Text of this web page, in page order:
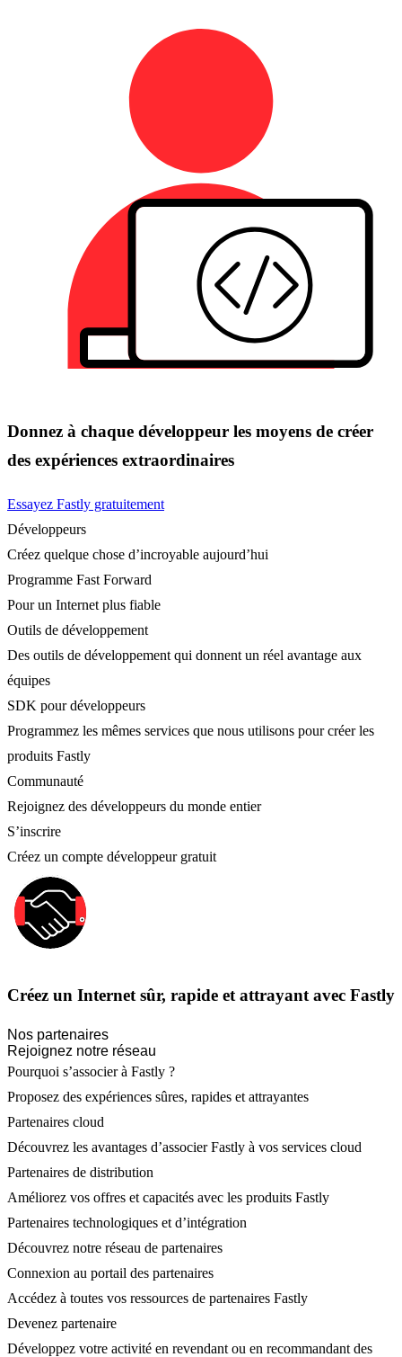
Donnez à chaque développeur les moyens de créer
des expériences extraordinaires
Essayez Fastly gratuitement
Développeurs
Créez quelque chose d’incroyable aujourd’hui
Programme Fast Forward
Pour un Internet plus fiable
Outils de développement
Des outils de développement qui donnent un réel avantage aux
équipes
SDK pour développeurs
Programmez les mêmes services que nous utilisons pour créer les
produits Fastly
Communauté
Rejoignez des développeurs du monde entier
S’inscrire
Créez un compte développeur gratuit
Créez un Internet sûr, rapide et attrayant avec Fastly
Nos partenaires
Rejoignez notre réseau
Pourquoi s’associer à Fastly ?
Proposez des expériences sûres, rapides et attrayantes
Partenaires cloud
Découvrez les avantages d’associer Fastly à vos services cloud
Partenaires de distribution
Améliorez vos offres et capacités avec les produits Fastly
Partenaires technologiques et d’intégration
Découvrez notre réseau de partenaires
Connexion au portail des partenaires
Accédez à toutes vos ressources de partenaires Fastly
Devenez partenaire
Développez votre activité en revendant ou en recommandant des